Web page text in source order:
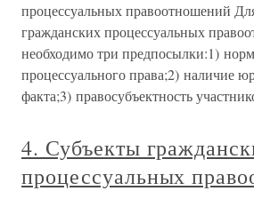
процессуальных правоотношений
гражданских процессуальных
необходимо три предпосылки:1)
процессуального права;2) наличие
факта;3) правосубъектность
4. Субъекты
процессуальных